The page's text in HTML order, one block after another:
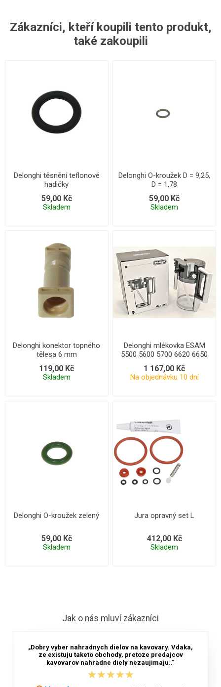
Zákazníci, kteří koupili tento produkt,
také zakoupili
Delonghi těsnění teflonové
hadičky
59,00 Kč
Skladem
Delonghi O-kroužek D = 9,25,
D = 1,78
59,00 Kč
Skladem
Delonghi konektor topného
tělesa 6 mm
119,00 Kč
Skladem
Delonghi mlékovka ESAM
5500 5600 5700 6620 6650
6700 6750
1 167,00 Kč
Na objednávku 10 dní
Delonghi O-kroužek zelený
59,00 Kč
Skladem
Jura opravný set L
412,00 Kč
Skladem
Jak o nás mluví zákazníci
„Dobry vyber nahradnych dielov na kavovary. Vdaka,
ze existuju taketo obchody, pretoze predajcov
kavovarov nahradne diely nezaujimaju..“
★★★★★
★★★★★